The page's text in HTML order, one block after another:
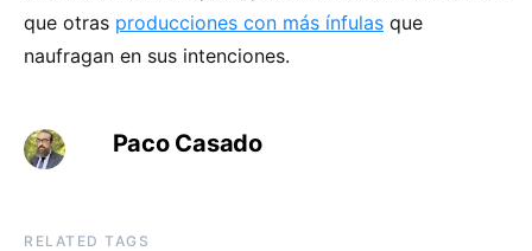
que otras producciones con más ínfulas que
naufragan en sus intenciones.
Paco Casado
RELATED TAGS